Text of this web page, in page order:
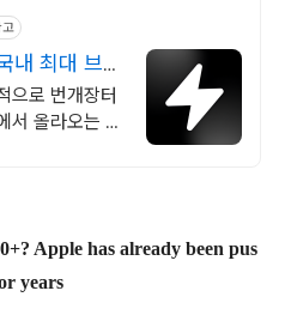
고
내 최대 브랜
으로 번개장터
서 올라오는 전
Apple has already been pus
years